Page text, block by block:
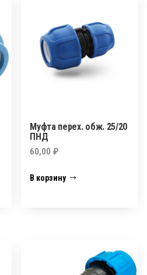
Муфта перех. обж. 25/20
ПНД
60,00₽
В корзину